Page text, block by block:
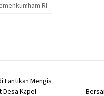
RI
Lantikan Mengisi
Desa Kapel